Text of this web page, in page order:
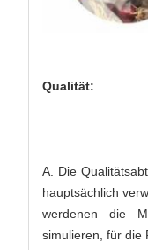
Qualität:
A. Die
hauptsächlich
werdenen die
simulieren, für die